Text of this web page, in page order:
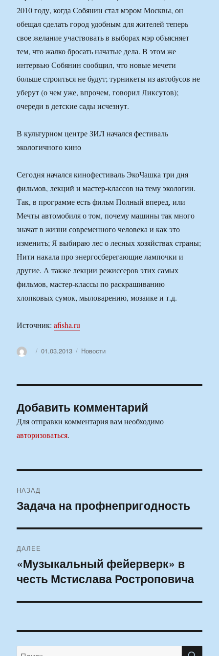
2010 году, когда Собянин стал мэром Москвы, он
обещал сделать город удобным для жителей теперь
свое желание участвовать в выборах мэр объясняет
тем, что жалко бросать начатые дела. В этом же
интервью Собянин сообщил, что новые мечети
больше строиться не будут; турникеты из автобусов не
уберут (о чем уже, впрочем, говорил Ликсутов);
очереди в детские сады исчезнут.
В культурном центре ЗИЛ начался фестиваль
экологичного кино
Сегодня начался кинофестиваль ЭкоЧашка три дня
фильмов, лекций и мастер-классов на тему экологии.
Так, в программе есть фильм Полный вперед, или
Мечты автомобиля о том, почему машины так много
значат в жизни современного человека и как это
изменить; Я выбираю лес о лесных хозяйствах страны;
Нити накала про энергосберегающие лампочки и
другие. А также лекции режиссеров этих самых
фильмов, мастер-классы по раскрашиванию
хлопковых сумок, мыловарению, мозаике и т.д.
Источник:afisha.ru
АвторОпубликовано
01.03.2013 Рубрики
Новости
Добавить комментарий
Для отправки комментария вам необходимо
авторизоваться.
по
НАЗАД
Предыдущая
Задача на профнепригодность
ДАЛЕЕ
Следующая
запись:
«Музыкальный фейерверк» в
честь Мстислава Ростроповича
Искать: